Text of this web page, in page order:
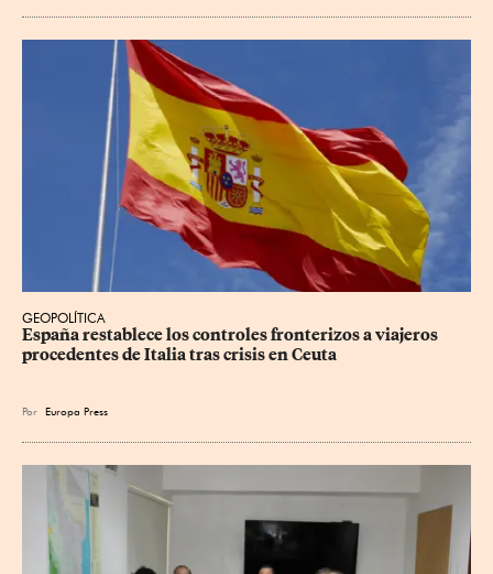
GEOPOLÍTICA
España restablece los controles fronterizos a viajeros
procedentes de Italia tras crisis en Ceuta
Por Europa Press